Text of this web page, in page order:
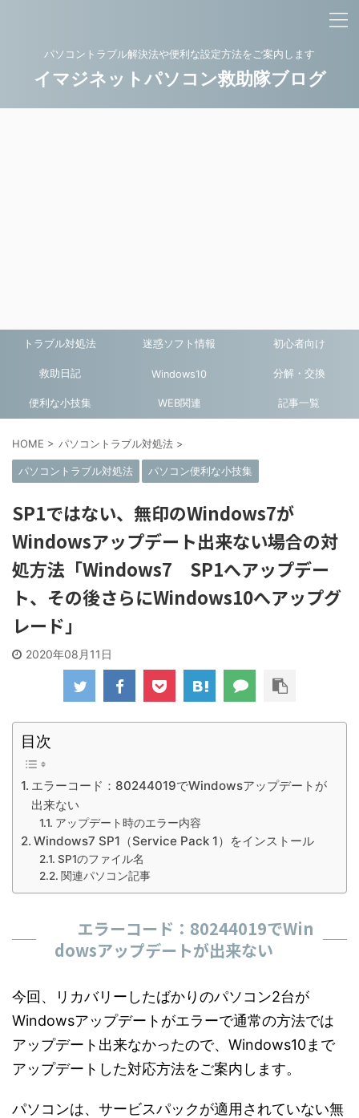
パソコントラブル解決法や便利な設定方法をご案内します
イマジネットパソコン救助隊ブログ
トラブル対処法 迷惑ソフト情報 初心者向け
救助日記 Windows10 分解・交換
便利な小技集 WEB関連 記事一覧
HOME > パソコントラブル対処法 >
パソコントラブル対処法 パソコン便利な小技集
SP1ではない、無印のWindows7が
Windowsアップデート出来ない場合の対
処方法「Windows7 SP1へアップデー
ト、その後さらにWindows10へアップグ
レード」
2020年08月11日
目次
エラーコード：80244019でWindowsアップデートが
出来ない
アップデート時のエラー内容
Windows7 SP1（Service Pack 1）をインストール
SP1のファイル名
関連パソコン記事
エラーコード：80244019でWin
dowsアップデートが出来ない
今回、リカバリーしたばかりのパソコン2台が
Windowsアップデートがエラーで通常の方法では
アップデート出来なかったので、Windows10まで
アップデートした対応方法をご案内します。
パソコンは、サービスパックが適用されていない無